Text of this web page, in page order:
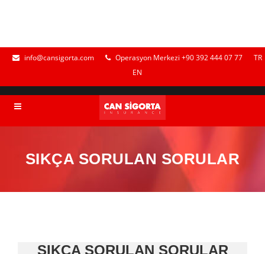
info@cansigorta.com Operasyon Merkezi +90 392 444 07 77
TR
EN
SIKÇA SORULAN SORULAR
SIKÇA SORULAN SORULAR